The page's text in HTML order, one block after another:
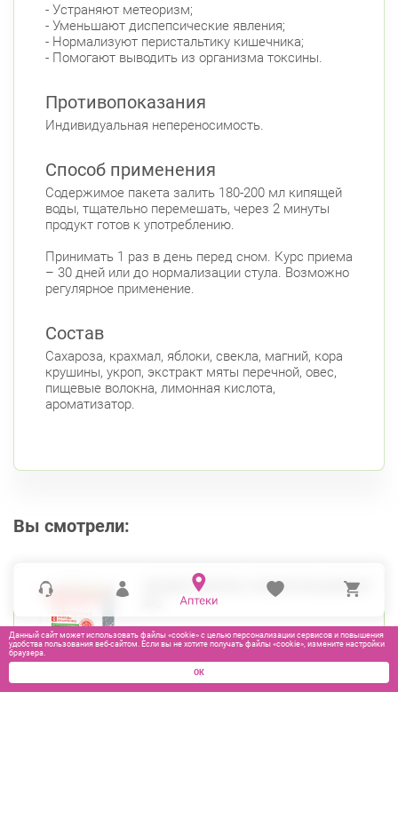
- Устраняют метеоризм;
- Уменьшают диспепсические явления;
- Нормализуют перистальтику кишечника;
- Помогают выводить из организма токсины.
Противопоказания
Индивидуальная непереносимость.
Способ применения
Содержимое пакета залить 180-200 мл кипящей
воды, тщательно перемешать, через 2 минуты
продукт готов к употреблению.
Принимать 1 раз в день перед сном. Курс приема
– 30 дней или до нормализации стула. Возможно
регулярное применение.
Состав
Сахароза, крахмал, яблоки, свекла, магний, кора
крушины, укроп, экстракт мяты перечной, овес,
пищевые волокна, лимонная кислота,
ароматизатор.
Вы смотрели:
ЛЕОВИТ КИСЕЛЬ СЛАБИТЕЛЬНЫЙ 20Г
350₽
Данный сайт может использовать файлы «cookie» с целью персонализации сервисов и повышения
удобства пользования веб-сайтом. Если вы не хотите получать файлы «cookie», измените настройки
браузера.
ОК